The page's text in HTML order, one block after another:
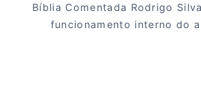
Bíblia Comentada Rodrigo
funcionamento interno do